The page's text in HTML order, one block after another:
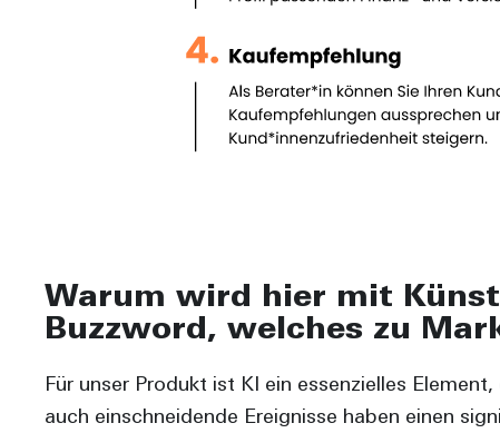
Warum wird hier mit
Buzzword, welches zu
Für unser Produkt ist KI ein essenzielles
auch einschneidende Ereignisse haben einen